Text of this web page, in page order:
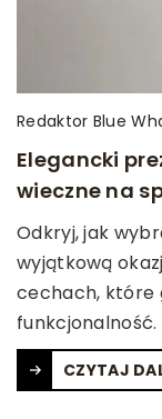
Redaktor Blue
Elegancki
wieczne na
Odkryj, jak
wyjątkową
cechach, które
funkcjonalność.
CZYTAJ